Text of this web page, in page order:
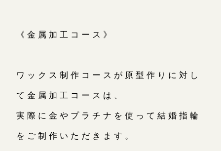
《金属加工コース》
ワックス制作コースが原型作りに対し
て金属加工コースは、
実際に金やプラチナを使って結婚指輪
をご制作いただきます。